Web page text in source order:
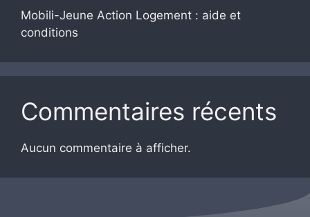
Mobili-Jeune Action Logement : aide et
conditions
Commentaires récents
Aucun commentaire à afficher.